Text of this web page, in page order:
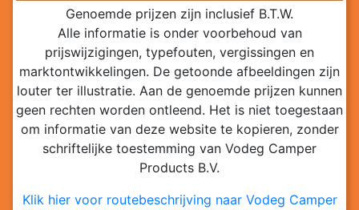
Genoemde prijzen zijn inclusief B.T.W.
Alle informatie is onder voorbehoud van
prijswijzigingen, typefouten, vergissingen en
marktontwikkelingen. De getoonde afbeeldingen zijn
louter ter illustratie. Aan de genoemde prijzen kunnen
geen rechten worden ontleend. Het is niet toegestaan
om informatie van deze website te kopieren, zonder
schriftelijke toestemming van Vodeg Camper
Products B.V.
Klik hier voor routebeschrijving naar Vodeg Camper